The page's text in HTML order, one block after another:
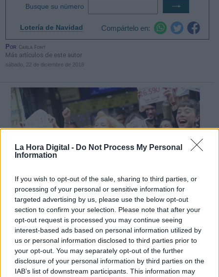
La Hora Digital - Do Not Process My Personal
Information
If you wish to opt-out of the sale, sharing to third parties, or
processing of your personal or sensitive information for
targeted advertising by us, please use the below opt-out
section to confirm your selection. Please note that after your
opt-out request is processed you may continue seeing
interest-based ads based on personal information utilized by
us or personal information disclosed to third parties prior to
your opt-out. You may separately opt-out of the further
disclosure of your personal information by third parties on the
IAB’s list of downstream participants. This information may
Por Carla Font
Más artículos de este autor
sábado, 22 de diciembre de 2018
Foto: Europa Press.
Cataluña y Madrid son las dos
comunidades más afortunadas en el
Sorteo de Navidad